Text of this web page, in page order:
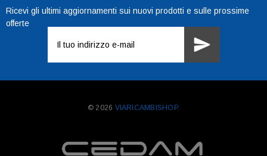
Ricevi gli ultimi aggiornamenti sui nuovi prodotti e sulle prossime
offerte
mail
© 2026 VIARICAMBISHOP.